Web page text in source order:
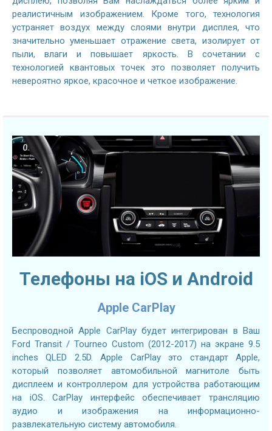
реалистичным изображением. Кроме того, технология
устраняет воздух между слоями внутри дисплея, что
значительно уменьшает отражение света, изолирует от
пыли, влаги и повышает яркость. В сочетании с
технологией квантовых точек это позволяет получить
невероятно яркое, красочное и четкое изображение.
Телефоны на iOS и Android
Apple CarPlay
Беспроводной Apple CarPlay будет интегрирован в Ваш
Ford Transit / Tourneo Custom (2012-2017) на экране 9.5
inches QLED 2.5D. Apple CarPlay это стандарт Apple,
который позволяет автомобильной магнитоле быть
дисплеем и контроллером для устройства работающим
на iOS. CarPlay интерфейс обеспечивает трансляцию
аудио и изображения на информационно-
развлекательную систему автомобиля.